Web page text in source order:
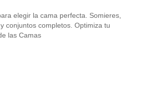
elegir la cama perfecta. Somieres,
conjuntos completos. Optimiza tu
las Camas